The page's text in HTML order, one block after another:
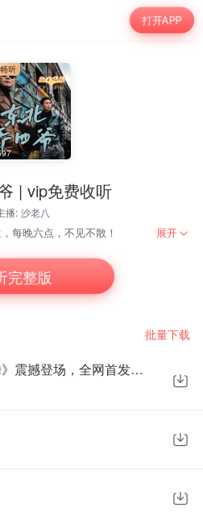
打开APP
| vip免费收听
播: 沙老八
每晚六点，不见不散！
！
展开
完整版
批量下载
靓仔2025新作《逆鳞》震撼登场，全网首发！预告1